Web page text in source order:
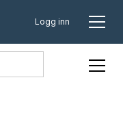
Logg inn